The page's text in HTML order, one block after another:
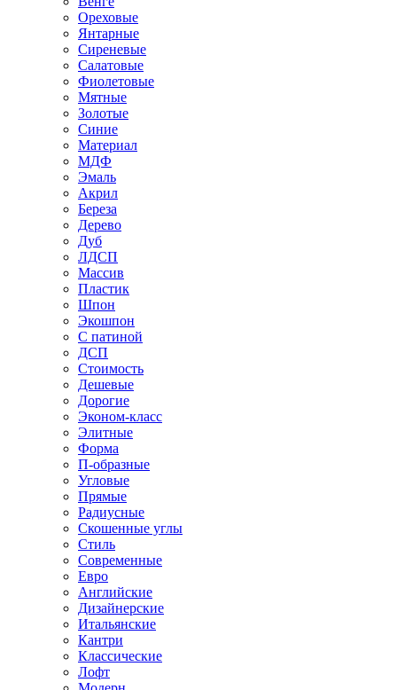
Ореховые
Янтарные
Сиреневые
Салатовые
Фиолетовые
Мятные
Золотые
Синие
Материал
МДФ
Эмаль
Акрил
Береза
Дерево
Дуб
ЛДСП
Массив
Пластик
Шпон
Экошпон
С патиной
ДСП
Стоимость
Дешевые
Дорогие
Эконом-класс
Элитные
Форма
П-образные
Угловые
Прямые
Радиусные
Скошенные углы
Стиль
Современные
Евро
Английские
Дизайнерские
Итальянские
Кантри
Классические
Лофт